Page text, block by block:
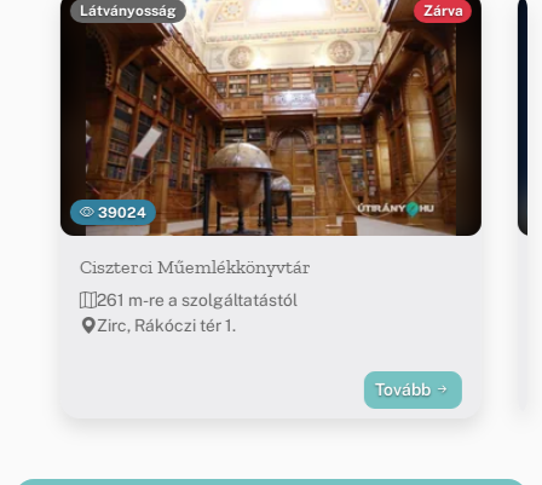
39024
Látványosság Zárva
Ciszterci Műemlékkönyvtár
261 m-re a szolgáltatástól
Zirc, Rákóczi tér 1.
Tovább